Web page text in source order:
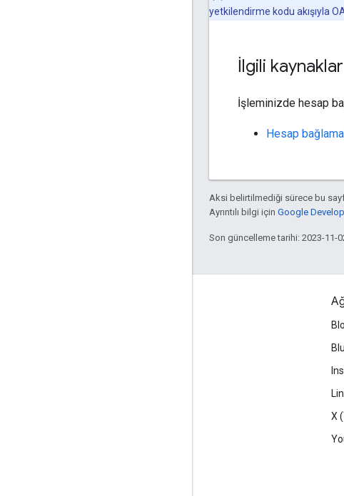
yetkilendirme kodu akışıyla
İlgili kaynaklar
İşleminizde hesap
Hesap
Aksi belirtilmediği sürece bu
Ayrıntılı bilgi için Google
Son güncelleme tarihi: 2023-11-
X